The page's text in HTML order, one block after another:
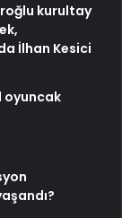
kurultay
İlhan Kesici
oyuncak